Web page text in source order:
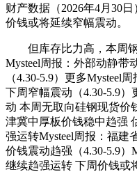
财产数据（2026年4月30
价钱或将延续窄幅震动。
但库存比力高，本周钢
Mysteel周报：外部动静带
（4.30-5.9）更多Mysteel
下周窄幅震动（4.30-5.9）
动 本周无取向硅钢现货价
津冀中厚板价钱稳中趋强
强运转Mysteel周报：福建
价钱震动趋强（4.30-5.9）
继续趋强运转 下周价钱或